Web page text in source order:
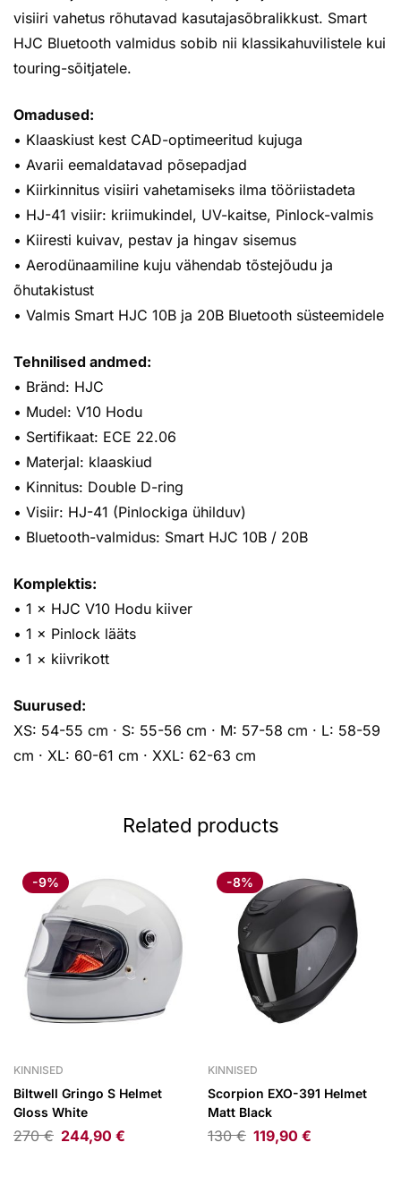
visiiri vahetus rõhutavad kasutajasõbralikkust. Smart
HJC Bluetooth valmidus sobib nii klassikahuvilistele kui
touring-sõitjatele.
Omadused:
• Klaaskiust kest CAD-optimeeritud kujuga
• Avarii eemaldatavad põsepadjad
• Kiirkinnitus visiiri vahetamiseks ilma tööriistadeta
• HJ-41 visiir: kriimukindel, UV-kaitse, Pinlock-valmis
• Kiiresti kuivav, pestav ja hingav sisemus
• Aerodünaamiline kuju vähendab tõstejõudu ja
õhutakistust
• Valmis Smart HJC 10B ja 20B Bluetooth süsteemidele
Tehnilised andmed:
• Bränd: HJC
• Mudel: V10 Hodu
• Sertifikaat: ECE 22.06
• Materjal: klaaskiud
• Kinnitus: Double D-ring
• Visiir: HJ-41 (Pinlockiga ühilduv)
• Bluetooth-valmidus: Smart HJC 10B / 20B
Komplektis:
• 1 × HJC V10 Hodu kiiver
• 1 × Pinlock lääts
• 1 × kiivrikott
Suurused:
XS: 54-55 cm · S: 55-56 cm · M: 57-58 cm · L: 58-59
cm · XL: 60-61 cm · XXL: 62-63 cm
Related products
-9%
KINNISED
Biltwell Gringo S Helmet
Gloss White
270€ 244,90 €
-8%
KINNISED
Scorpion EXO-391 Helmet
Matt Black
130€ 119,90 €